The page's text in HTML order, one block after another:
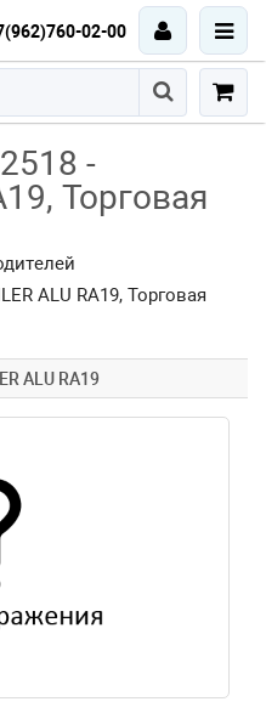
02-00
-
Торговая
ALU RA19, Торговая
ALU RA19